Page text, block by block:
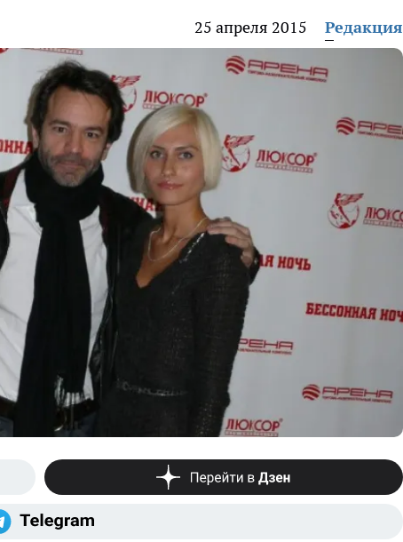
25 апреля 2015 Редакция